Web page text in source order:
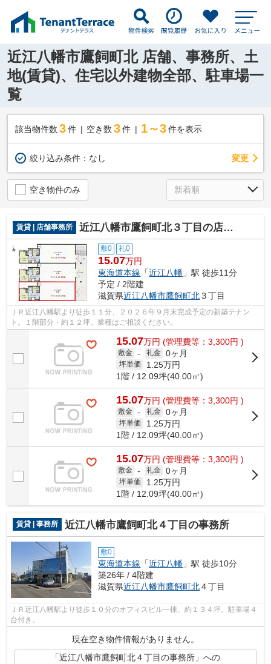
近江八幡市鷹飼町北 店舗、事務所、土
地(賃貸)、住宅以外建物全部、駐車場一
覧
該当物件数 3件 空き数 3 件 1～3 件を表示
絞り込み条件： なし 変更
空き物件のみ
賃貸 | 店舗事務所 近江八幡市鷹飼町北３丁目の店舗事務所
敷0 礼0
15.07万円
東海道本線 「近江八幡 」駅 徒歩11分
予定 / 2階建
滋賀県近江八幡市鷹飼町北３丁目
ＪＲ近江八幡駅より徒歩１１分、２０２６年９月末完成予定の新築テナン
ト。１階部分・約１２坪。業種はご相談ください。
15.07万円 (管理費等：3,300円 )
敷金 - 礼金 0ヶ月
坪単価 1.25万円
1階 / 12.09坪(40.00㎡)
15.07万円 (管理費等：3,300円 )
敷金 - 礼金 0ヶ月
坪単価 1.25万円
1階 / 12.09坪(40.00㎡)
15.07万円 (管理費等：3,300円 )
敷金 - 礼金 0ヶ月
坪単価 1.25万円
1階 / 12.09坪(40.00㎡)
賃貸 | 事務所 近江八幡市鷹飼町北４丁目の事務所
敷0
東海道本線 「近江八幡 」駅 徒歩10分
築26年 / 4階建
滋賀県近江八幡市鷹飼町北４丁目
ＪＲ近江八幡駅より徒歩１０分のオフィスビル一棟、約１３４坪。駐車場４
台付き。
現在空き物件情報がありません。
「近江八幡市鷹飼町北４丁目の事務所」への